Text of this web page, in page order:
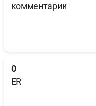
комментарии
0
ER